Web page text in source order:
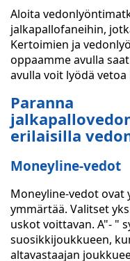
Aloita
jalkapallofaneihin,
Kertoimien ja
oppaamme avulla
avulla voit lyödä
Paranna
erilaisilla
Moneyline-vedot
Moneyline-vedot ovat
ymmärtää. Valitset
uskot voittavan. A"- "
suosikkijoukkueen,
altavastaajan